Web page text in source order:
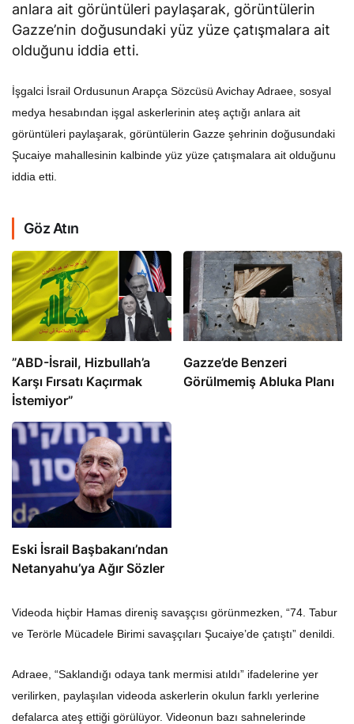
anlara ait görüntüleri paylaşarak, görüntülerin
Gazze’nin doğusundaki yüz yüze çatışmalara ait
olduğunu iddia etti.
İşgalci İsrail Ordusunun Arapça Sözcüsü Avichay Adraee, sosyal
medya hesabından işgal askerlerinin ateş açtığı anlara ait
görüntüleri paylaşarak, görüntülerin Gazze şehrinin doğusundaki
Şucaiye mahallesinin kalbinde yüz yüze çatışmalara ait olduğunu
iddia etti.
Göz Atın
​​​​​​​”ABD-İsrail, Hizbullah’a
Karşı Fırsatı Kaçırmak
İstemiyor”
​​​​​​​Gazze’de Benzeri
Görülmemiş Abluka Planı
Eski İsrail Başbakanı’ndan
Netanyahu’ya Ağır Sözler
Videoda hiçbir Hamas direniş savaşçısı görünmezken, “74. Tabur
ve Terörle Mücadele Birimi savaşçıları Şucaiye’de çatıştı” denildi.
Adraee, “Saklandığı odaya tank mermisi atıldı” ifadelerine yer
verilirken, paylaşılan videoda askerlerin okulun farklı yerlerine
defalarca ateş ettiği görülüyor. Videonun bazı sahnelerinde